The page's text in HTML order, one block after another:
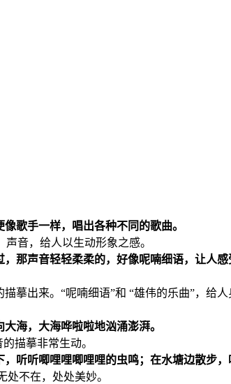
歌手一样，唱出各种不同的歌曲。
音，给人以生动形象之感。
那声音轻轻柔柔的，好像呢喃细语，让人
摹出来。“呢喃细语”和 “雄伟的乐曲”，给
海，大海哗啦啦地汹涌澎湃。
描摹非常生动。
听听唧哩哩唧哩哩的虫鸣；在水塘边散步，
不在，处处美妙。